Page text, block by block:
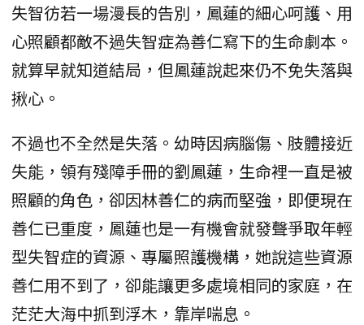
失智彷若一場漫長的告別，鳳蓮的細心呵護、用
心照顧都敵不過失智症為善仁寫下的生命劇本。
就算早就知道結局，但鳳蓮說起來仍不免失落與
揪心。
不過也不全然是失落。幼時因病腦傷、肢體接近
失能，領有殘障手冊的劉鳳蓮，生命裡一直是被
照顧的角色，卻因林善仁的病而堅強，即便現在
善仁已重度，鳳蓮也是一有機會就發聲爭取年輕
型失智症的資源、專屬照護機構，她說這些資源
善仁用不到了，卻能讓更多處境相同的家庭，在
茫茫大海中抓到浮木，靠岸喘息。